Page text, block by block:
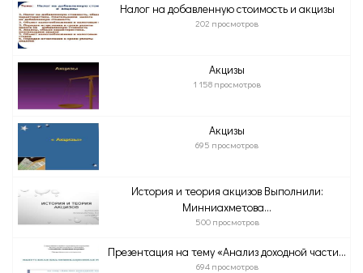
Налог на добавленную стоимость и акцизы
202 просмотров
Акцизы
1 158 просмотров
Акцизы
695 просмотров
История и теория акцизов Выполнили:
Минниахметова...
500 просмотров
Презентация на тему «Анализ доходной части...
694 просмотров